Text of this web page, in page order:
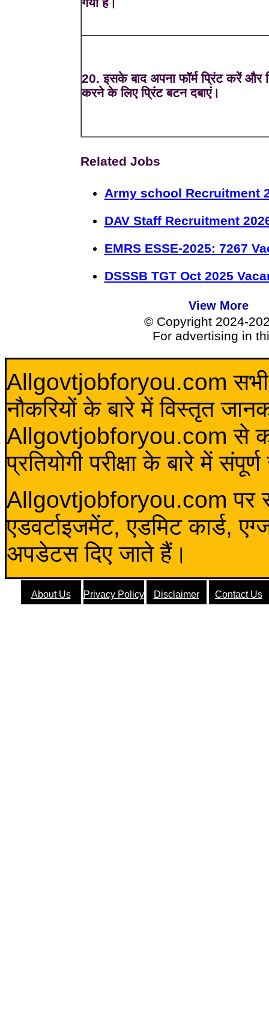
गया है।
20. इसके बाद अपना फॉर्म प्रिंट करें और
करने के लिए प्रिंट बटन दबाएं।
Related Jobs
Army school Recruitment
DAV Staff Recruitment
EMRS ESSE-2025: 7267
DSSSB TGT Oct 2025
View More
© Copyright 2024-
For advertising in
Allgovtjobforyou.com सभी
नौकरियों के बारे में विस्तृत
Allgovtjobforyou.com से कोई
प्रतियोगी परीक्षा के बारे में
Allgovtjobforyou.com पर
एडवर्टाइजमेंट, एडमिट कार्ड,
अपडेटस दिए जाते हैं।
About Us Privacy Policy Disclaimer Contact Us